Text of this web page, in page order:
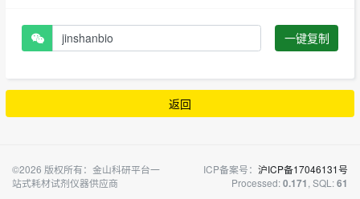
一键复制
返回
©2026 版权所有：金山科研平台一
站式耗材试剂仪器供应商
ICP备案号： 沪ICP备17046131号
Processed:0.171, SQL:61